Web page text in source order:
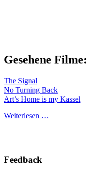
Gesehene Filme:
The Signal
No Turning Back
Art’s Home is my Kassel
Weiterlesen …
Feedback